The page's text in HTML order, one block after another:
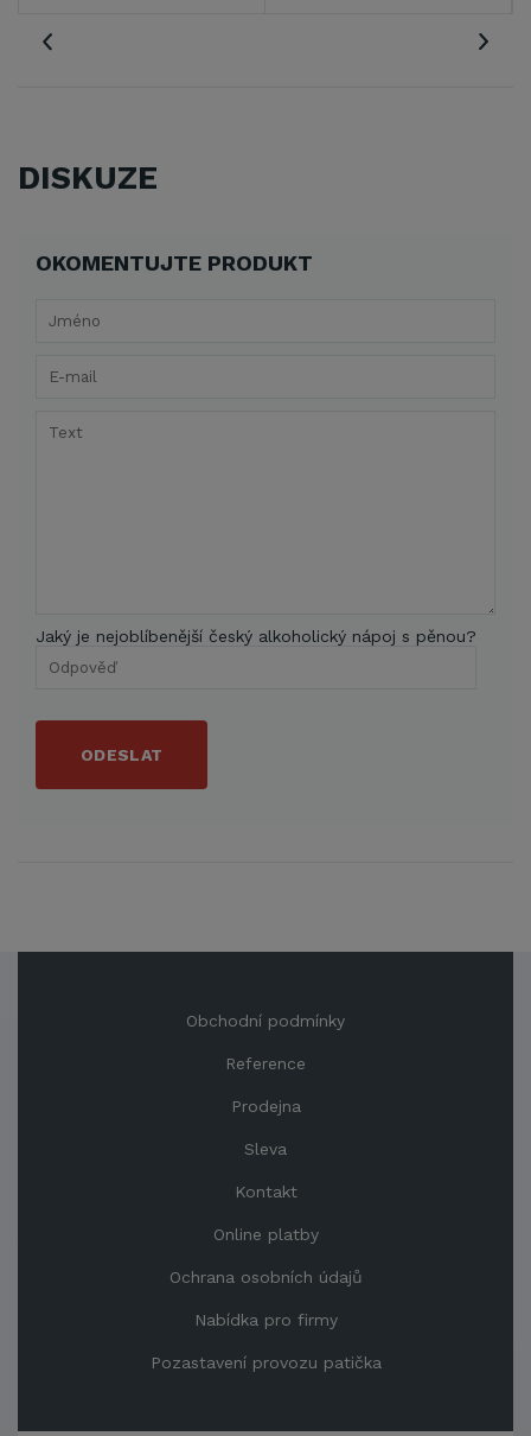
DISKUZE
OKOMENTUJTE PRODUKT
Jaký je nejoblíbenější český alkoholický nápoj s pěnou?
ODESLAT
Obchodní podmínky
Reference
Prodejna
Sleva
Kontakt
Online platby
Ochrana osobních údajů
Nabídka pro firmy
Pozastavení provozu patička